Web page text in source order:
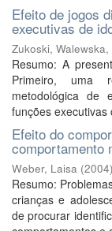
Efeito de jogos
executivas de
Zukoski,
Resumo: A
Primeiro, uma
metodológica de
funções executivas
Efeito do
comportamento
Weber, Laisa (2004)
Resumo:
crianças e
de procurar